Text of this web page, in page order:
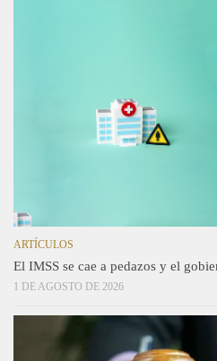
ARTÍCULOS
El IMSS se cae a pedazos y el
1 DE AGOSTO DE 2026